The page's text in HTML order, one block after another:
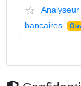
☆
bancaires